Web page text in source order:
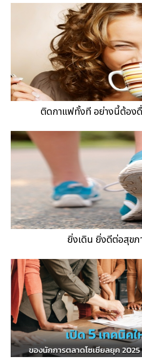
ติดกาแฟทั้งที อย่างนี้ต้อง
ยิ่งเดิน ยิ่งดีต่อสุข